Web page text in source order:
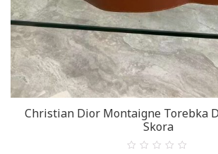
Christian Dior Montaigne Torebka
Skora